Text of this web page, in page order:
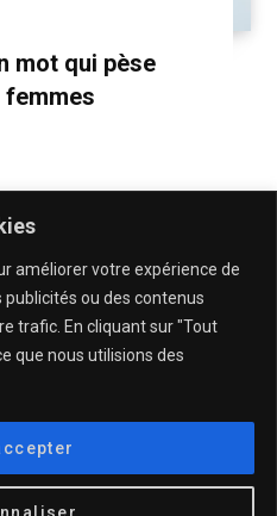
améliorer votre expérience de
ou des contenus
trafic. En cliquant sur "Tout
que nous utilisions des
mot qui pèse